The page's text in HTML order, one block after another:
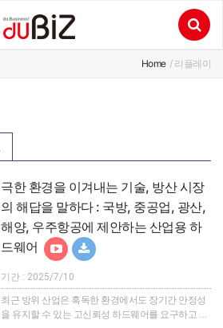
Home / 리플레이
극한 환경을 이겨내는 기술, 방산 시장
의 해답을 말하다 : 국방, 중공업, 광산,
해양, 우주항공에 제안하는 산업용 하
드웨어
기간 : 2025/7/10
최근 방위 산업은 혹독한 환경에서도 장기간 안정성
을 유지할 수 있는 고신뢰성 하드웨어를 요구하고 있